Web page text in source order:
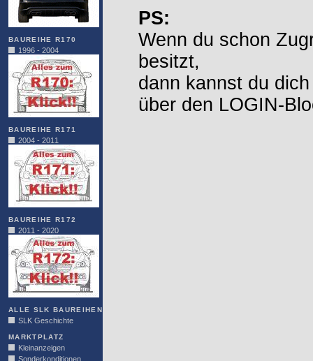
BAUREIHE R170
1996 - 2004
BAUREIHE R171
2004 - 2011
BAUREIHE R172
2011 - 2020
ALLE SLK BAUREIHEN
SLK Geschichte
MARKTPLATZ
Kleinanzeigen
Sonderkonditionen
PS:
Wenn du schon
besitzt,
dann kannst du
über den LOGIN-